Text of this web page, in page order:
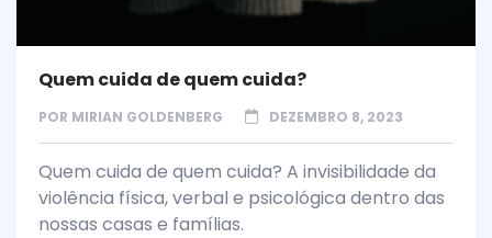
Quem cuida de quem cuida?
POR MIRIAN GOLDENBERG DEZEMBRO 8, 2023
Quem cuida de quem cuida? A invisibilidade da
violência física, verbal e psicológica dentro das
nossas casas e famílias.